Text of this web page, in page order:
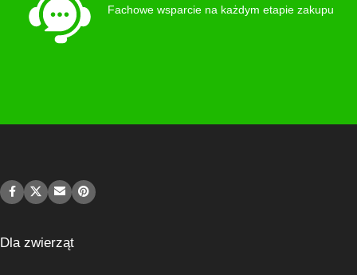
Fachowe wsparcie na każdym etapie zakupu
Dla zwierząt